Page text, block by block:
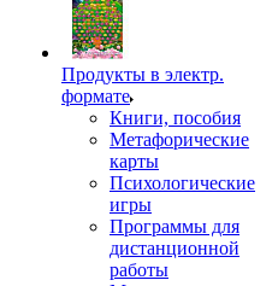
Продукты в электр.
формате
Книги, пособия
Метафорические
карты
Психологические
игры
Программы для
дистанционной
работы